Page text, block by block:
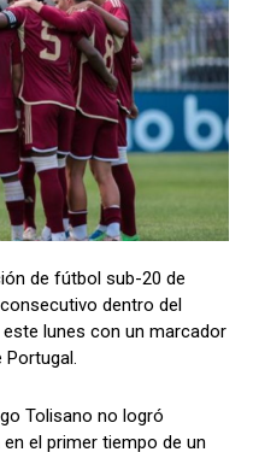
de fútbol sub-20 de
dentro del
lunes con un marcador
Tolisano no logró
el primer tiempo de un